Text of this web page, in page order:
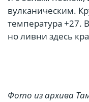
вулканическим.
температура +27.
но ливни здесь
Фото из архива